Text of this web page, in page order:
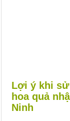
Lợi ý khi
hoa quả
Ninh